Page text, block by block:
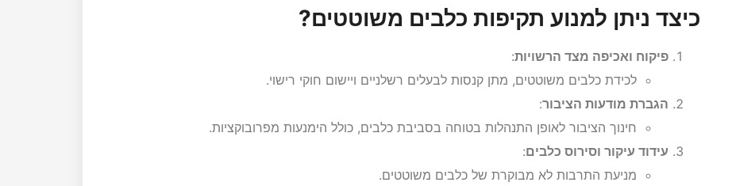
כיצד ניתן למנוע תקיפות כלבים משוטטים?
פיקוח ואכיפה מצד הרשויות:
לכידת כלבים משוטטים, מתן קנסות לבעלים רשלניים ויישום חוקי רישוי.
הגברת מודעות הציבור:
חינוך הציבור לאופן התנהלות בטוחה בסביבת כלבים, כולל הימנעות מפרובוקציות.
עידוד עיקור וסירוס כלבים:
מניעת התרבות לא מבוקרת של כלבים משוטטים.